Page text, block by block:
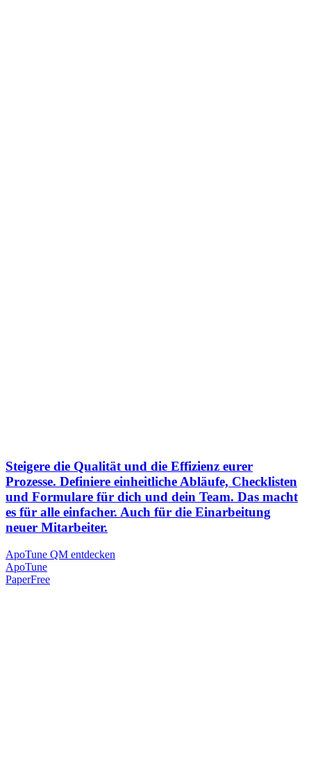
Steigere die Qualität und die Effizienz eurer
Prozesse. Definiere einheitliche Abläufe, Checklisten
und Formulare für dich und dein Team. Das macht
es für alle einfacher. Auch für die Einarbeitung
neuer Mitarbeiter.
ApoTune QM entdecken
ApoTune
PaperFree